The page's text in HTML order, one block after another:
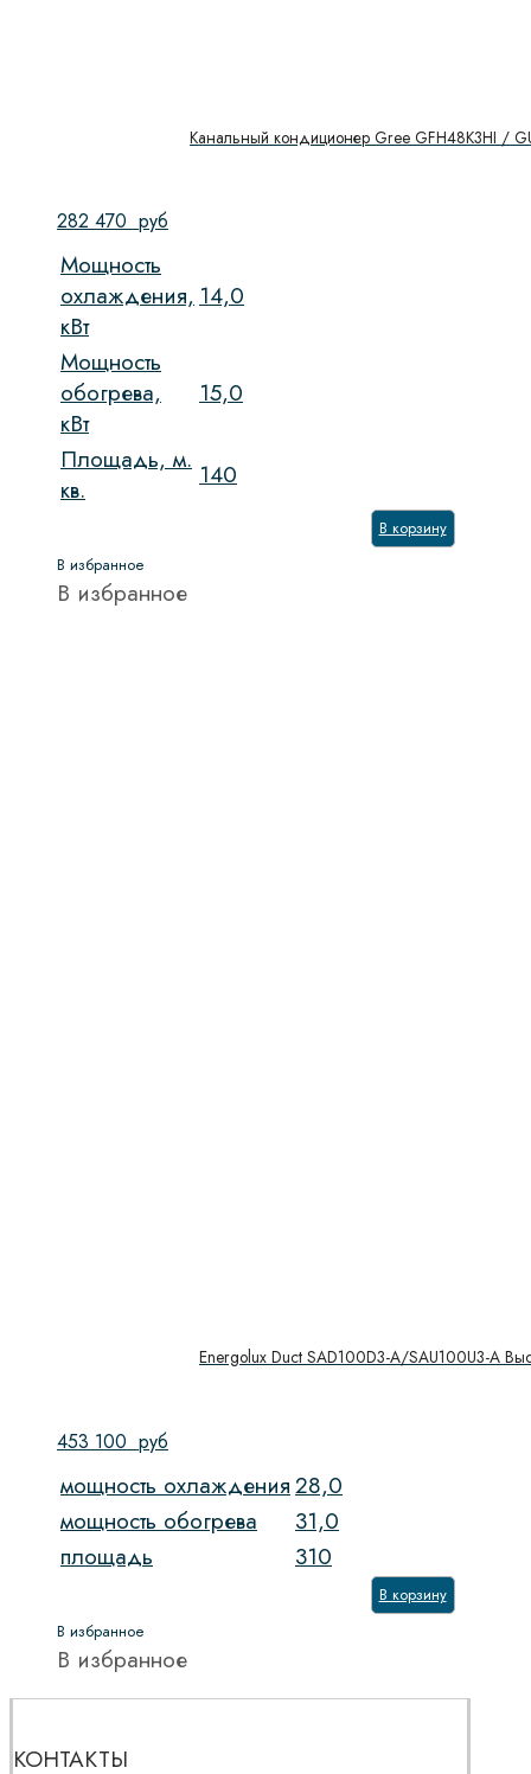
Канальный кондиционер Gree GFH48K3HI /
282 470 руб
Мощность
охлаждения,
кВт
14,0
Мощность
обогрева,
кВт
15,0
Площадь, м.
кв.
140
В корзину
В избранное
В избранное
Energolux Duct SAD100D3-A/SAU100U3-A
453 100 руб
мощность охлаждения28,0
мощность обогрева
31,0
площадь
310
В корзину
В избранное
В избранное
КОНТАКТЫ